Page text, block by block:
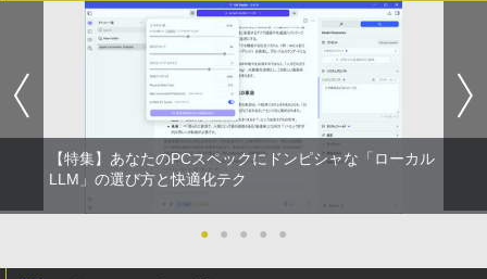
【特集】あなたのPCスペックにドンピシャな「ローカル
LLM」の選び方と快適化テク
● ● ● ● ●